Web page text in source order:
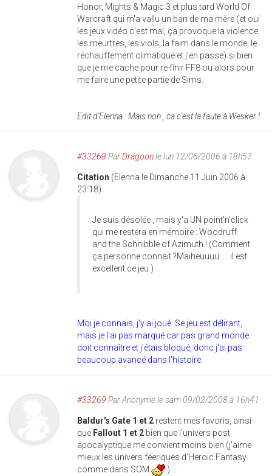
Honor, Mights & Magic 3 et plus tard World Of
Warcraft qui m'a vallu un ban de ma mère (et oui
les jeux vidéo c'est mal, ça provoque la violence,
les meurtres, les viols, la faim dans le monde, le
réchauffement climatique et j'en passe) si bien
que je me cache pour re-finir FF8 ou alors pour
me faire une petite partie de Sims.
Edit d'Elenna : Mais non , ca c'est la faute à Wesker !
#33268ParDragoonle lun 12/06/2006 à 18h57
Citation (Elenna le Dimanche 11 Juin 2006 à
23:18)
Je suis désolée , mais y'a UN point'n'click
qui me restera en mémoire : Woodruff
and the Schnibble of Azimuth ! (Comment
ça personne connait ?Maiheuuuu .... il est
excellent ce jeu )
Moi je connais, j'y ai joué. Se jeu est délirant,
mais je l'ai pas marqué car pas grand monde
doit connaître et j'étais bloqué, donc j'ai pas
beaucoup avancé dans l'histoire.
#33269 ParAnonymele sam 09/02/2008 à 16h41
Baldur's Gate 1 et 2 restent mes favoris, ainsi
que Fallout 1 et 2 bien que l'univers post
apocalyptique me convient moins bien (j'aime
mieux les univers féeriques d'Heroic Fantasy
comme dans SOM
)